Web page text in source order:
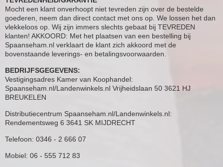
Mocht een klant onverhoopt niet tevreden zijn over de bestelde
goederen, neem dan direct contact met ons op. We lossen het dan
vlekkeloos op. Wij zijn immers slechts gebaat bij TEVREDEN
klanten! AKKOORD: Met het plaatsen van een bestelling bij
Spaanseham.nl verklaart de klant zich akkoord met de
bovenstaande leverings- en betalingsvoorwaarden.
BEDRIJFSGEGEVENS:
Vestigingsadres Kamer van Koophandel:
Spaanseham.nl/Landenwinkels.nl Vrijheidslaan 50 3621 HJ
BREUKELEN
Distributiecentrum Spaanseham.nl/Landenwinkels.nl:
Rendementsweg 6 3641 SK MIJDRECHT
Telefoon: 0346 - 2 666 07
Mobiel: 06 - 555 712 83